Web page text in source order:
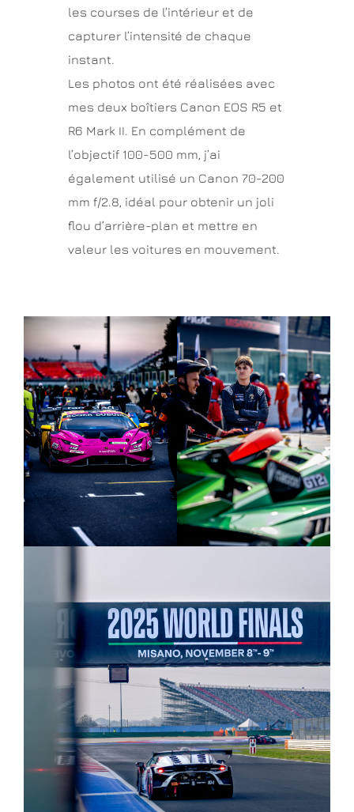
les courses de l’intérieur et de
capturer l’intensité de chaque
instant.
Les photos ont été réalisées avec
mes deux boîtiers Canon EOS R5 et
R6 Mark II. En complément de
l’objectif 100-500 mm, j’ai
également utilisé un Canon 70-200
mm f/2.8, idéal pour obtenir un joli
flou d’arrière-plan et mettre en
valeur les voitures en mouvement.